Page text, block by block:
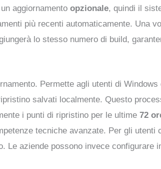
aggiornamento opzionale, quindi il
più recenti automaticamente. Una
lo stesso numero di build,
Permette agli utenti di
salvati localmente. Questo
i punti di ripristino per le ultime 72
tecniche avanzate. Per gli utenti
Le aziende possono invece configurare